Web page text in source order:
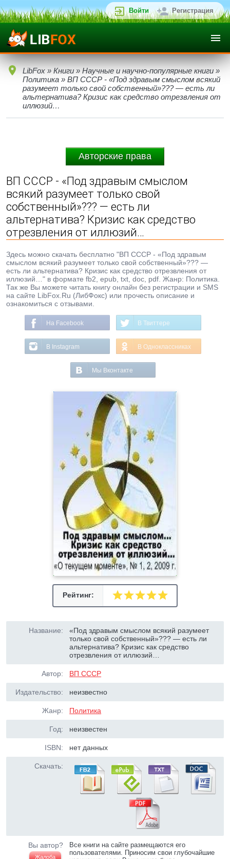
Войти Регистрация
LibFox » Книги » Научные и научно-популярные книги »
Политика » ВП СССР - «Под здравым смыслом всякий
разумеет только свой собственный»??? — есть ли
альтернатива? Кризис как средство отрезвления от
иллюзий…
Авторские права
ВП СССР - «Под здравым смыслом
всякий разумеет только свой
собственный»??? — есть ли
альтернатива? Кризис как средство
отрезвления от иллюзий…
Здесь можно скачать бесплатно "ВП СССР - «Под здравым
смыслом всякий разумеет только свой собственный»??? —
есть ли альтернатива? Кризис как средство отрезвления от
иллюзий…" в формате fb2, epub, txt, doc, pdf. Жанр: Политика.
Так же Вы можете читать книгу онлайн без регистрации и SMS
на сайте LibFox.Ru (ЛибФокс) или прочесть описание и
ознакомиться с отзывами.
На Facebook В Твиттере
В Instagram В Одноклассниках
Мы Вконтакте
Рейтинг:
Название:
«Под здравым смыслом всякий разумеет
только свой собственный»??? — есть ли
альтернатива? Кризис как средство
отрезвления от иллюзий…
Автор: ВП СССР
Издательство: неизвестно
Жанр: Политика
Год: неизвестен
ISBN: нет данных
Скачать:
Вы автор?
Жалоба
Все книги на сайте размещаются его
пользователями. Приносим свои глубочайшие